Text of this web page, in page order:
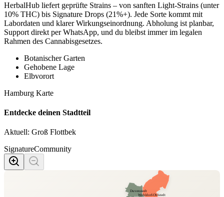
HerbalHub liefert geprüfte Strains – von sanften Light-Strains (unter
10% THC) bis Signature Drops (21%+). Jede Sorte kommt mit
Labordaten und klarer Wirkungseinordnung. Abholung ist planbar,
Support direkt per WhatsApp, und du bleibst immer im legalen
Rahmen des Cannabisgesetzes.
Botanischer Garten
Gehobene Lage
Elbvorort
Hamburg Karte
Entdecke deinen Stadtteil
Aktuell: Groß Flottbek
SignatureCommunity
Duvenstedt
Wohldorf-Ohlstedt